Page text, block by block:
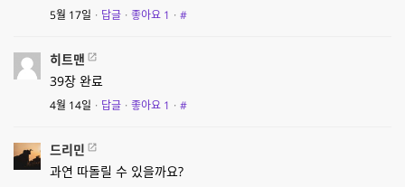
5월 17일 · 답글 · 좋아요 1 · #
히트맨
39장 완료
4월 14일 · 답글 · 좋아요 1 · #
드리민
과연 따돌릴 수 있을까요?